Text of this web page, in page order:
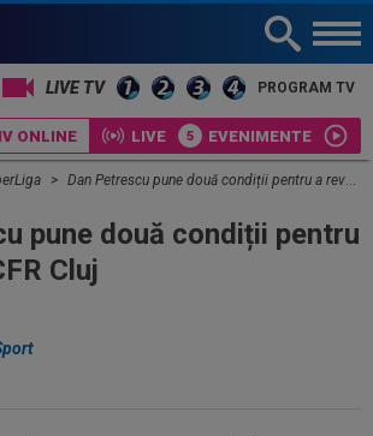
LIVE TV PROGRAM TV
ONLINE LIVE EVENIMENTE
Dan Petrescu pune două condiții pentru a reveni la CFR Cluj
pune două condiții pentru
Cluj